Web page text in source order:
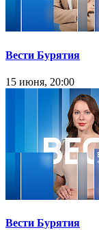
Вести Бурятия
15 июня, 20:00
Вести Бурятия